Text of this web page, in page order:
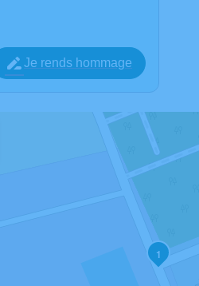
Je rends hommage
1